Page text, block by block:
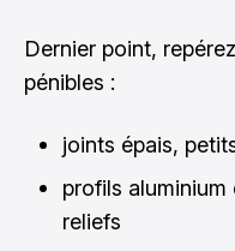
Dernier point,
pénibles :
joints épais,
profils
reliefs